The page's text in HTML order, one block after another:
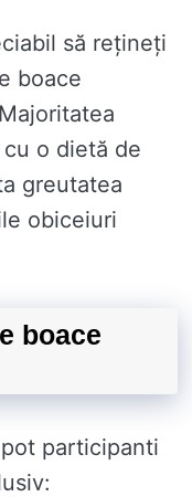
să rețineți
boace
o dietă de
greutatea
obiceiuri
boace
participanti